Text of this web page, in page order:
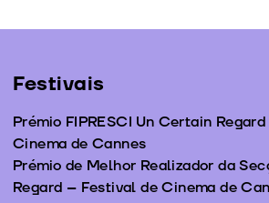
Festivais
Prémio FIPRESCI Un Certain
Cinema de Cannes
Prémio de Melhor Realizador da
Regard – Festival de Cinema de